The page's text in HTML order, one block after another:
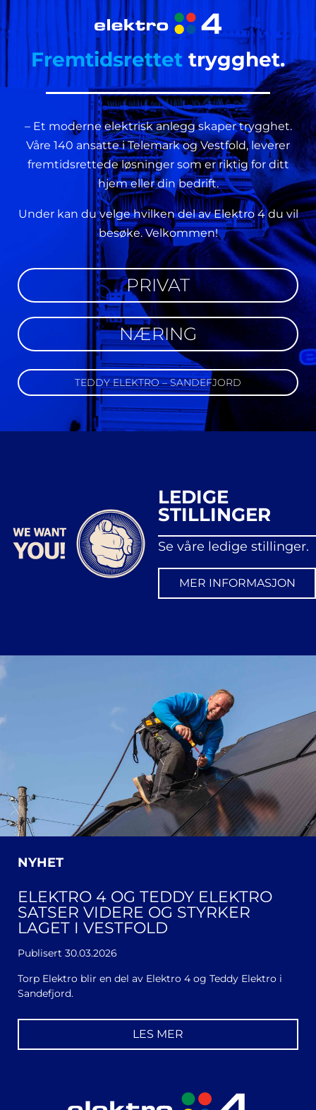
Fremtidsrettet trygghet.
– Et moderne elektrisk anlegg skaper trygghet.
Våre 140 ansatte i Telemark og Vestfold, leverer
fremtidsrettede løsninger som er riktig for ditt
hjem eller din bedrift.
Under kan du velge hvilken del av Elektro 4 du vil
besøke. Velkommen!
PRIVAT
NÆRING
TEDDY ELEKTRO – SANDEFJORD
LEDIGE
STILLINGER
Se våre ledige stillinger.
MER INFORMASJON
NYHET
ELEKTRO 4 OG TEDDY ELEKTRO
SATSER VIDERE OG STYRKER
LAGET I VESTFOLD
Publisert 30.03.2026
Torp Elektro blir en del av Elektro 4 og Teddy Elektro i
Sandefjord.
LES MER